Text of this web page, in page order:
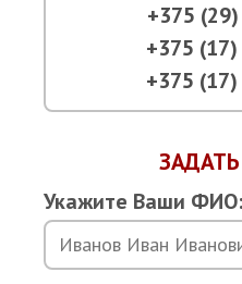
+375
+375
+375
Укажите Ваши ФИО: